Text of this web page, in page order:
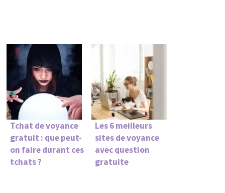
Tchat de voyance
gratuit : que peut-
on faire durant ces
tchats ?
Les 6 meilleurs
sites de voyance
avec question
gratuite